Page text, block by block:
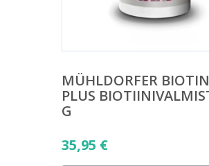
MÜHLDORFER
PLUS
G
35,95 €